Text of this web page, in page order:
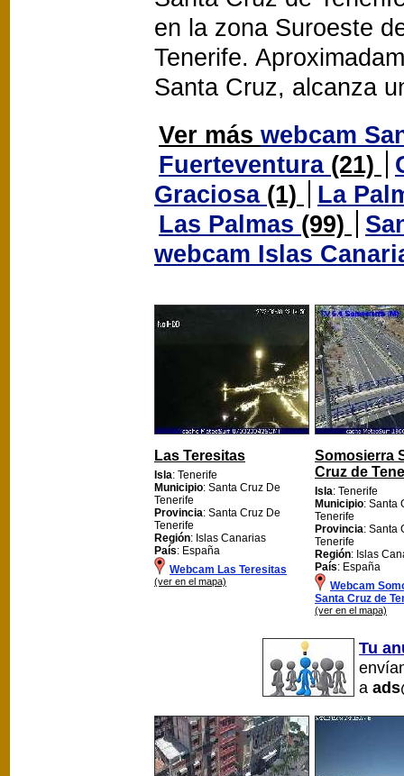
en la zona Suroeste
Tenerife.
Santa Cruz, alcanza
Ver más webcam
Fuerteventura (21)
Graciosa (1)
La
Las Palmas (99)
webcam Islas
Las Teresitas
Isla: Tenerife
Municipio: Santa Cruz De
Tenerife
Provincia: Santa Cruz De
Tenerife
Región: Islas Canarias
País: España
Webcam Las Teresitas
(ver en el mapa)
Somosierra
Cruz de
Isla: Tenerife
Municipio: Santa
Tenerife
Provincia: Santa
Tenerife
Región: Islas
País: España
Webcam
Santa Cruz de
(ver en el mapa)
Tu
a